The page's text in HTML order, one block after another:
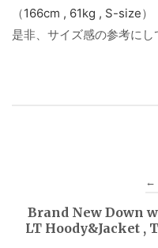
（166cm , 61kg , S-size）
是非、サイズ感の参考にし
稿
ナ
←
Brand New Down
LT Hoody&Jacket ,